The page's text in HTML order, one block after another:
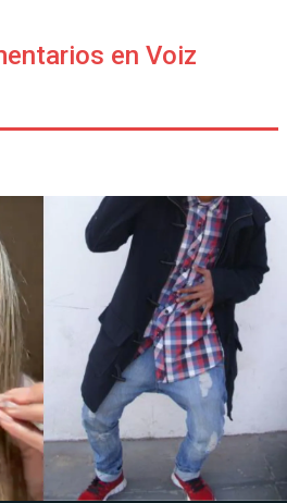
en Voiz